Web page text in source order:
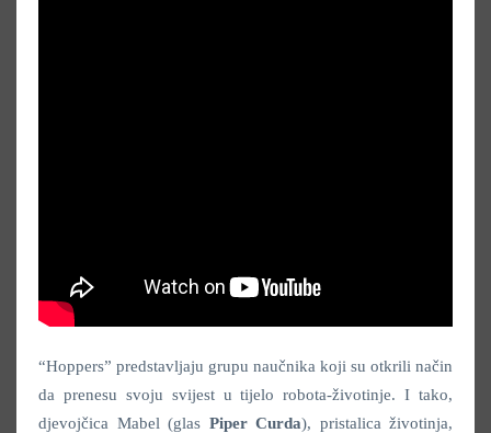
“Hoppers” predstavljaju grupu naučnika koji su otkrili način
da prenesu svoju svijest u tijelo robota-životinje. I tako,
djevojčica Mabel (glas Piper Curda), pristalica životinja,